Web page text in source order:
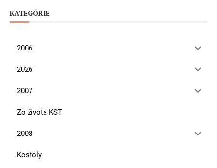
KATEGÓRIE
2006
2026
2007
Zo života KST
2008
Kostoly